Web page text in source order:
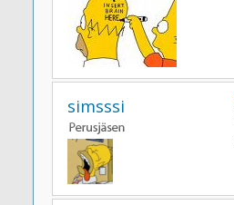
simsssi